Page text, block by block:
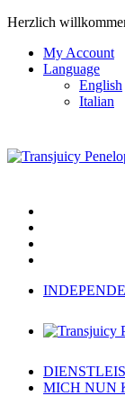
Herzlich
My Account
Language
English
Italian
MICH NUN